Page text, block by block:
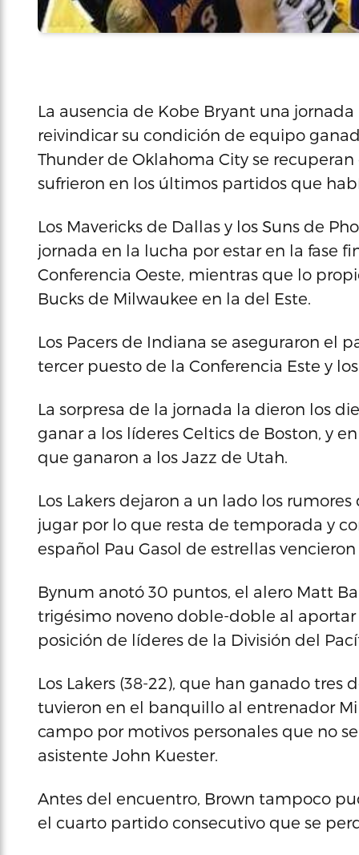
La ausencia de Kobe Bryant una
reivindicar su condición de equipo
Thunder de Oklahoma City se
sufrieron en los últimos partidos que
Los Mavericks de Dallas y los Suns de
jornada en la lucha por estar en la fase
Conferencia Oeste, mientras que lo
Bucks de Milwaukee en la del Este.
Los Pacers de Indiana se aseguraron el
tercer puesto de la Conferencia Este y
La sorpresa de la jornada la dieron los
ganar a los líderes Celtics de Boston, y
que ganaron a los Jazz de Utah.
Los Lakers dejaron a un lado los
jugar por lo que resta de temporada y
español Pau Gasol de estrellas
Bynum anotó 30 puntos, el alero Matt
trigésimo noveno doble-doble al aportar
posición de líderes de la División del
Los Lakers (38-22), que han ganado
tuvieron en el banquillo al entrenador
campo por motivos personales que no
asistente John Kuester.
Antes del encuentro, Brown tampoco
el cuarto partido consecutivo que se